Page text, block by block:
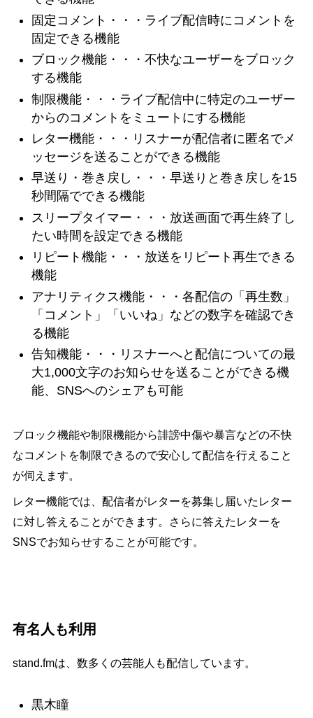
固定コメント・・・ライブ配信時にコメントを
固定できる機能
ブロック機能・・・不快なユーザーをブロック
する機能
制限機能・・・ライブ配信中に特定のユーザー
からのコメントをミュートにする機能
レター機能・・・リスナーが配信者に匿名でメ
ッセージを送ることができる機能
早送り・巻き戻し・・・早送りと巻き戻しを15
秒間隔でできる機能
スリープタイマー・・・放送画面で再生終了し
たい時間を設定できる機能
リピート機能・・・放送をリピート再生できる
機能
アナリティクス機能・・・各配信の「再生数」
「コメント」「いいね」などの数字を確認でき
る機能
告知機能・・・リスナーへと配信についての最
大1,000文字のお知らせを送ることができる機
能、SNSへのシェアも可能
ブロック機能や制限機能から誹謗中傷や暴言などの不快
なコメントを制限できるので安心して配信を行えること
が伺えます。
レター機能では、配信者がレターを募集し届いたレター
に対し答えることができます。さらに答えたレターを
SNSでお知らせすることが可能です。
有名人も利用
stand.fmは、数多くの芸能人も配信しています。
黒木瞳